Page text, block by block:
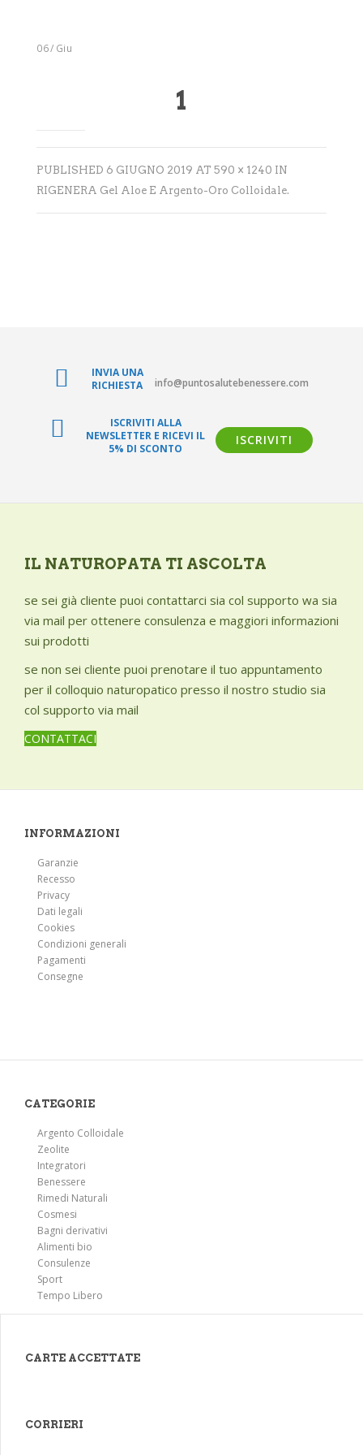
Benessere
Dispositivi medici
CHI SIAMO
CONTATTI
06/ Giu
1
PUBLISHED 6 GIUGNO 2019 AT 590 × 1240 IN
RIGENERA Gel Aloe E Argento-Oro Colloidale.
INVIA UNA
RICHIESTA
info@puntosalutebenessere.com
ISCRIVITI ALLA
NEWSLETTER E RICEVI IL
5% DI SCONTO
ISCRIVITI
IL NATUROPATA TI ASCOLTA
se sei già cliente puoi contattarci sia col supporto wa sia
via mail per ottenere consulenza e maggiori informazioni
sui prodotti
se non sei cliente puoi prenotare il tuo appuntamento
per il colloquio naturopatico presso il nostro studio sia
col supporto via mail
CONTATTACI
INFORMAZIONI
Garanzie
Recesso
Privacy
Dati legali
Cookies
Condizioni generali
Pagamenti
Consegne
CATEGORIE
Argento Colloidale
Zeolite
Integratori
Benessere
Rimedi Naturali
Cosmesi
Bagni derivativi
Alimenti bio
Consulenze
Sport
Tempo Libero
CARTE ACCETTATE
CORRIERI